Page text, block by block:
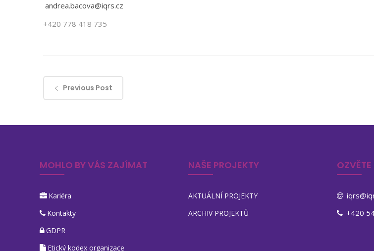
andrea.bacova@iqrs.cz
+420 778 418 735
Previous Post
MOHLO BY VÁS ZAJÍMAT
Kariéra
Kontakty
GDPR
Etický kodex organizace
NAŠE PROJEKTY
AKTUÁLNÍ PROJEKTY
ARCHIV PROJEKTŮ
OZVĚTE
+420